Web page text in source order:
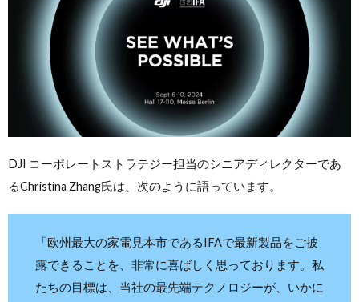
DJI コーポレートストラテジー担当のシニアディレクターであ
るChristina Zhang氏は、次のように語っています。
「欧州最大の家電見本市であるIFAで最新製品をご披
露できることを、非常に喜ばしく思っております。私
たちの目標は、当社の最先端テクノロジーが、いかに